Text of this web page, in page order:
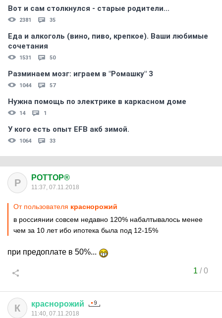
Вот и сам столкнулся - старые родители...
2381 35
Еда и алкоголь (вино, пиво, крепкое). Ваши любимые
сочетания
1531 50
Разминаем мозг: играем в "Ромашку" 3
1044 57
Нужна помощь по электрике в каркасном доме
14 1
У кого есть опыт EFB акб зимой.
1064 33
P POTTOP®
11:37, 07.11.2018
От пользователя краснорожий
в россиянии совсем недавно 120% набалтывалось менее
чем за 10 лет ибо ипотека была под 12-15%
при предоплате в 50%...
1 /0
К краснорожий
11:40, 07.11.2018